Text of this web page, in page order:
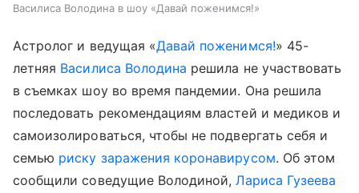
Василиса Володина в шоу «Давай поженимся!»
Астролог и ведущая «Давай поженимся!» 45-
летняя Василиса Володина решила не участвовать
в съемках шоу во время пандемии. Она решила
последовать рекомендациям властей и медиков и
самоизолироваться, чтобы не подвергать себя и
семью риску заражения коронавирусом. Об этом
сообщили соведущие Володиной,Лариса Гузеева